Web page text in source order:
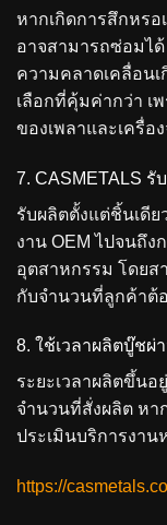
หากเกิดการสึกหรอ
อาจสามารถซ่อมไ
ความคลาดเคลื่อน
เลือกที่คุ้มค่ากว่า เ
ของเพลาและเครื่อ
7. CASMETALS
รับผลิตตั้งแต่ชิ้นเดี
งาน OEM ไปจนถึ
อุตสาหกรรม โดยส
กับจำนวนที่ลูกค้าต้
8. ใช้เวลาผลิตบู๊ชผ่
ระยะเวลาผลิตขึ้น
จำนวนที่สั่งผลิต หา
ประเมินบริการงาน
https://